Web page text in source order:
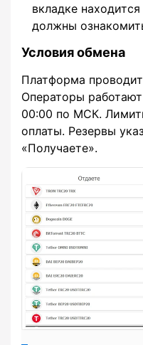
вкладке
должны
Условия обмена
Платформа
Операторы
00:00 по МСК.
оплаты. Резервы
«Получаете».